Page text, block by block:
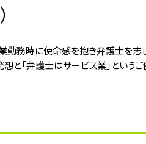
相続 福井県 弁護士
相続 あわら市 弁護
相続 大野市 相談
勤務時に使命感を抱き弁護士を志
と「弁護士はサービス業」という